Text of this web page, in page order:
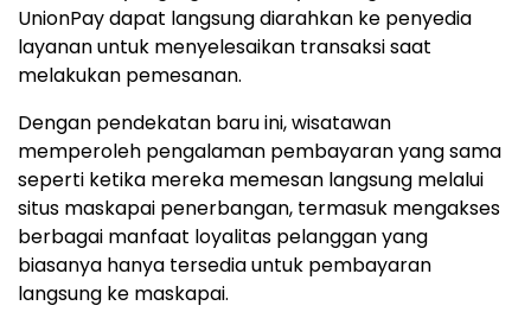
UnionPay dapat langsung diarahkan ke penyedia
layanan untuk menyelesaikan transaksi saat
melakukan pemesanan.
Dengan pendekatan baru ini, wisatawan
memperoleh pengalaman pembayaran yang sama
seperti ketika mereka memesan langsung melalui
situs maskapai penerbangan, termasuk mengakses
berbagai manfaat loyalitas pelanggan yang
biasanya hanya tersedia untuk pembayaran
langsung ke maskapai.